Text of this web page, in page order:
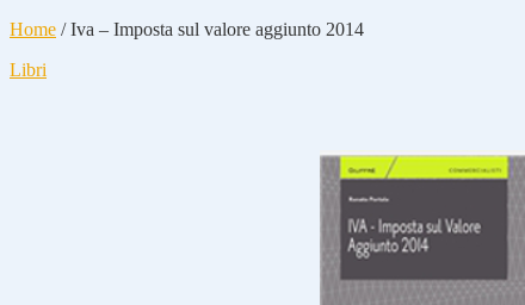
Home /Iva – Imposta sul valore aggiunto 2014
Libri